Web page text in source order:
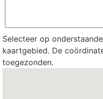
Selecteer op
kaartgebied. De
toegezonden.